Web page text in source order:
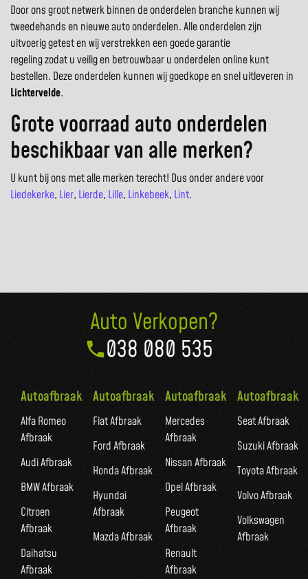
Door ons groot netwerk binnen de onderdelen branche kunnen wij
tweedehands en nieuwe auto onderdelen. Alle onderdelen zijn
uitvoerig getest en wij verstrekken een goede garantie
regeling zodat u veilig en betrouwbaar u onderdelen online kunt
bestellen. Deze onderdelen kunnen wij goedkope en snel uitleveren in
Lichtervelde.
Grote voorraad auto onderdelen
beschikbaar van alle merken?
U kunt bij ons met alle merken terecht! Dus onder andere voor
Liedekerke, Lier, Lierde, Lille, Linkebeek, Lint.
Auto Verkopen?
038 080 535
Autoafbraak
Alfa Romeo
Afbraak
Audi Afbraak
BMW Afbraak
Citroen
Afbraak
Daihatsu
Afbraak
Autoafbraak
Fiat Afbraak
Ford Afbraak
Honda Afbraak
Hyundai
Afbraak
Mazda Afbraak
Autoafbraak
Mercedes
Afbraak
Nissan Afbraak
Opel Afbraak
Peugeot
Afbraak
Renault
Afbraak
Autoafbraak
Seat Afbraak
Suzuki Afbraak
Toyota Afbraak
Volvo Afbraak
Volkswagen
Afbraak